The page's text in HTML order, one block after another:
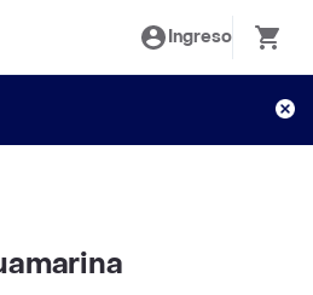
Ingreso